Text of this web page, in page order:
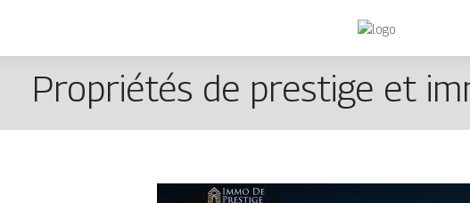
Propriétés de prestige et